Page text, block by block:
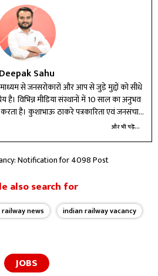
Deepak Sahu
से जनसरोकारों और आप से जुड़े मुद्दों को सीधे
है। विभिन्न मीडिया संस्थानों में 10 साल का अनुभव
है। कुशाभाऊ ठाकरे पत्रकारिता एवं जनसंचार
और भाषा विज्ञान में ली हुई स्नातकोत्तर की दोनों
और भी पढ़ें...
Notification for 4098 Post
also search for
news
indian railway vacancy
JOBS